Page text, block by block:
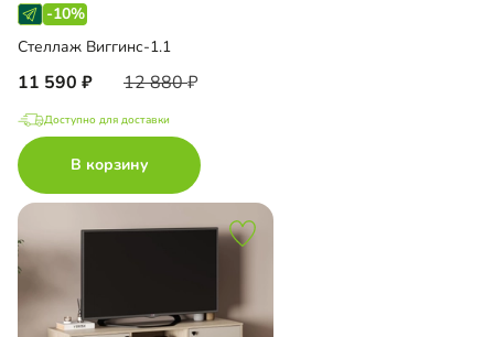
-10%
Стеллаж Виггинс-1.1
11 590 12 880
Доступно для доставки
В корзину